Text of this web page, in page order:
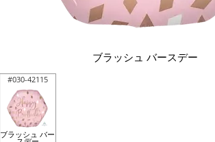
ブラッシュ バースデー
#030-42115
ブラッシュ バー